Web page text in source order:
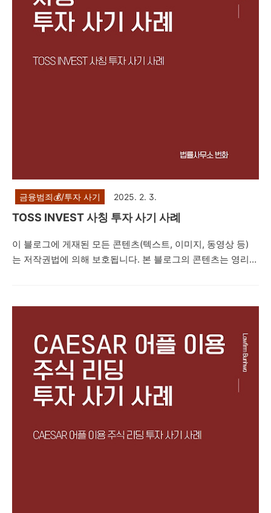
자, 레버리지 거래, 해외 선물 등으로 고수익을 얻을 수 있다며
피해자들에게 접근한 뒤 피해자들을 속여 투자자들로부터 투
자를 유도하는 내용의..
금융범죄💰/투자 사기 2025. 2. 3.
TOSS INVEST 사칭 투자 사기 사례
이 블로그에 게재된 모든 콘텐츠(텍스트, 이미지, 동영상 등)
는 저작권법에 의해 보호됩니다. 본 블로그의 콘텐츠는 영리적
권자의 동의 없이 본 콘텐츠를 사용하는 것은 법적 책임을 초
은 'TOSS INVEST'라는 허위의 MTS(Mobile Trading
System) 어플을 이용한 투자를 권유하면서 네이버 밴드방, 카
카오톡 단체채팅방 등을 통해 지수 투자, 레버리지 거래, 해외
선물 등으로 고수익을 얻을 수 있다며 피해자들에게 접근한 뒤
피해자들을 속여 투자자들로부터 투자를 유도하는 내용의 리
딩방 투자사기 사례를 설명드리려고..